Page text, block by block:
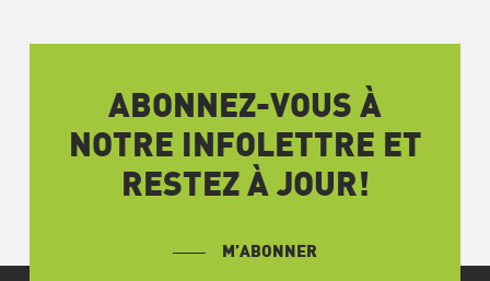
ABONNEZ-VOUS À
NOTRE INFOLETTRE ET
RESTEZ À JOUR!
M’ABONNER